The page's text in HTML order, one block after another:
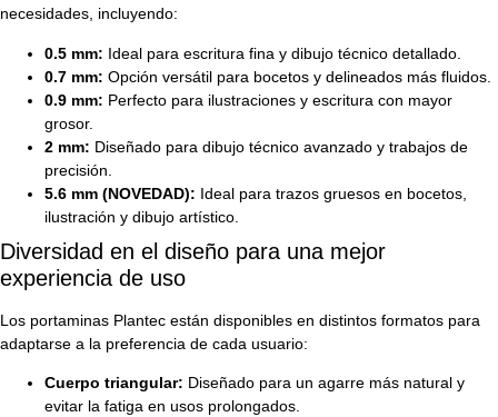
necesidades, incluyendo:
0.5 mm: Ideal para escritura fina y dibujo técnico detallado.
0.7 mm: Opción versátil para bocetos y delineados más fluidos.
0.9 mm: Perfecto para ilustraciones y escritura con mayor
grosor.
2 mm: Diseñado para dibujo técnico avanzado y trabajos de
precisión.
5.6 mm (NOVEDAD): Ideal para trazos gruesos en bocetos,
ilustración y dibujo artístico.
Diversidad en el diseño para una mejor
experiencia de uso
Los portaminas Plantec están disponibles en distintos formatos para
adaptarse a la preferencia de cada usuario:
Cuerpo triangular: Diseñado para un agarre más natural y
evitar la fatiga en usos prolongados.